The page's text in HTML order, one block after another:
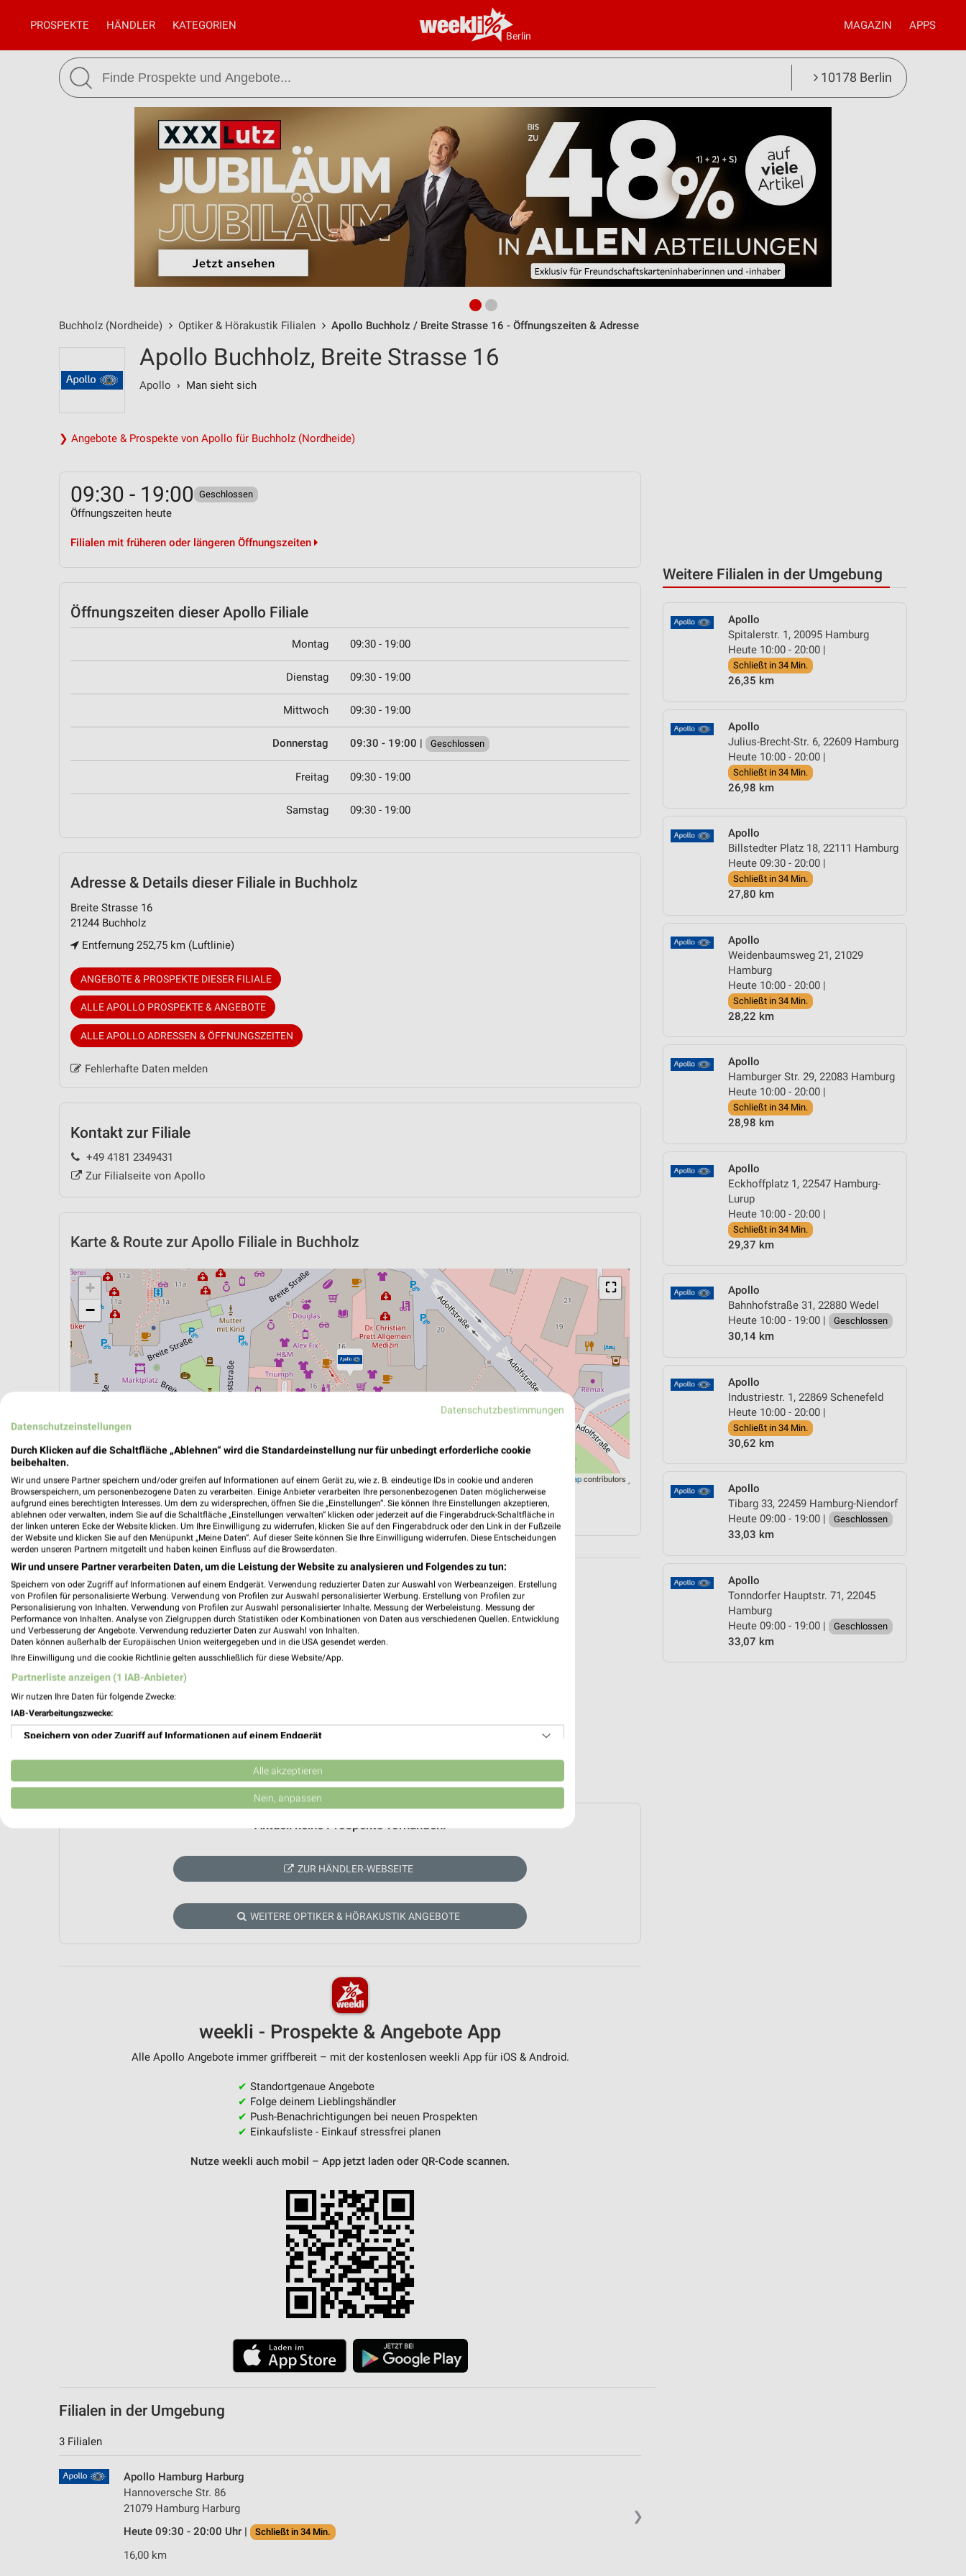
Berlin
PROSPEKTE HÄNDLER KATEGORIEN MAGAZIN APPS
10178 Berlin
Buchholz (Nordheide) Optiker & Hörakustik Filialen Apollo Buchholz / Breite Strasse 16 - Öffnungszeiten & Adresse
Weitere Filialen in der Umgebung
Apollo
Spitalerstr. 1, 20095 Hamburg
Heute 10:00 - 20:00 |
Schließt in 34 Min.
26,35 km
Apollo
Julius-Brecht-Str. 6, 22609 Hamburg
Heute 10:00 - 20:00 |
Schließt in 34 Min.
26,98 km
Apollo
Billstedter Platz 18, 22111 Hamburg
Heute 09:30 - 20:00 |
Schließt in 34 Min.
27,80 km
Apollo
Weidenbaumsweg 21, 21029
Hamburg
Heute 10:00 - 20:00 |
Schließt in 34 Min.
28,22 km
Apollo
Hamburger Str. 29, 22083 Hamburg
Heute 10:00 - 20:00 |
Schließt in 34 Min.
28,98 km
Apollo
Eckhoffplatz 1, 22547 Hamburg-
Lurup
Heute 10:00 - 20:00 |
Schließt in 34 Min.
29,37 km
Apollo
Bahnhofstraße 31, 22880 Wedel
Heute 10:00 - 19:00 |
Geschlossen
30,14 km
Apollo
Industriestr. 1, 22869 Schenefeld
Heute 10:00 - 20:00 |
Schließt in 34 Min.
30,62 km
Apollo
Tibarg 33, 22459 Hamburg-Niendorf
Heute 09:00 - 19:00 |
Geschlossen
33,03 km
Apollo
Tonndorfer Hauptstr. 71, 22045
Hamburg
Heute 09:00 - 19:00 |
Geschlossen
33,07 km
Apollo Buchholz, Breite Strasse 16
Apollo › Man sieht sich
❯ Angebote & Prospekte von Apollo für Buchholz (Nordheide)
09:30 - 19:00 Geschlossen
Öffnungszeiten heute
Filialen mit früheren oder längeren Öffnungszeiten
Öffnungszeiten dieser Apollo Filiale
Montag 09:30 - 19:00
Dienstag 09:30 - 19:00
Mittwoch 09:30 - 19:00
Donnerstag 09:30 - 19:00 | Geschlossen
Freitag 09:30 - 19:00
Samstag 09:30 - 19:00
Adresse & Details dieser Filiale in Buchholz
Breite Strasse 16
21244 Buchholz
Entfernung 252,75 km (Luftlinie)
ANGEBOTE & PROSPEKTE DIESER FILIALE
ALLE APOLLO PROSPEKTE & ANGEBOTE
ALLE APOLLO ADRESSEN & ÖFFNUNGSZEITEN
Fehlerhafte Daten melden
Kontakt zur Filiale
+49 4181 2349431
Zur Filialseite von Apollo
Karte & Route zur Apollo Filiale in Buchholz
⛶
+
−
Leaflet|©OpenStreetMapcontributors
ÖPNV ANZEIGEN LADESÄULEN ANZEIGEN NAVIGATION MIT GOOGLE/IOS MAPS
Aktuell keine Prospekte vorhanden.
ZUR HÄNDLER-WEBSEITE
WEITERE OPTIKER & HÖRAKUSTIK ANGEBOTE
weekli - Prospekte & Angebote App
Alle Apollo Angebote immer griffbereit – mit der kostenlosen weekli App für iOS & Android.
✔ Standortgenaue Angebote
✔ Folge deinem Lieblingshändler
✔ Push-Benachrichtigungen bei neuen Prospekten
✔ Einkaufsliste - Einkauf stressfrei planen
Nutze weekli auch mobil – App jetzt laden oder QR-Code scannen.
Filialen in der Umgebung
3 Filialen
❯
Apollo Hamburg Harburg
Hannoversche Str. 86
21079 Hamburg Harburg
Heute 09:30 - 20:00 Uhr |
Schließt in 34 Min.
16,00 km
Datenschutzbestimmungen
Datenschutzeinstellungen
Durch Klicken auf die Schaltfläche „Ablehnen“ wird die Standardeinstellung nur für unbedingt erforderliche cookie
beibehalten.
Wir und unsere Partner speichern und/oder greifen auf Informationen auf einem Gerät zu, wie z. B. eindeutige IDs in cookie und anderen
Browserspeichern, um personenbezogene Daten zu verarbeiten. Einige Anbieter verarbeiten Ihre personenbezogenen Daten möglicherweise
aufgrund eines berechtigten Interesses. Um dem zu widersprechen, öffnen Sie die „Einstellungen“. Sie können Ihre Einstellungen akzeptieren,
ablehnen oder verwalten, indem Sie auf die Schaltfläche „Einstellungen verwalten“ klicken oder jederzeit auf die Fingerabdruck-Schaltfläche in
der linken unteren Ecke der Website klicken. Um Ihre Einwilligung zu widerrufen, klicken Sie auf den Fingerabdruck oder den Link in der Fußzeile
der Website und klicken Sie auf den Menüpunkt „Meine Daten“. Auf dieser Seite können Sie Ihre Einwilligung widerrufen. Diese Entscheidungen
werden unseren Partnern mitgeteilt und haben keinen Einfluss auf die Browserdaten.
Wir und unsere Partner verarbeiten Daten, um die Leistung der Website zu analysieren und Folgendes zu tun:
Speichern von oder Zugriff auf Informationen auf einem Endgerät. Verwendung reduzierter Daten zur Auswahl von Werbeanzeigen. Erstellung
von Profilen für personalisierte Werbung. Verwendung von Profilen zur Auswahl personalisierter Werbung. Erstellung von Profilen zur
Personalisierung von Inhalten. Verwendung von Profilen zur Auswahl personalisierter Inhalte. Messung der Werbeleistung. Messung der
Performance von Inhalten. Analyse von Zielgruppen durch Statistiken oder Kombinationen von Daten aus verschiedenen Quellen. Entwicklung
und Verbesserung der Angebote. Verwendung reduzierter Daten zur Auswahl von Inhalten.
Daten können außerhalb der Europäischen Union weitergegeben und in die USA gesendet werden.
Ihre Einwilligung und die cookie Richtlinie gelten ausschließlich für diese Website/App.
Partnerliste anzeigen (1 IAB-Anbieter)
Wir nutzen Ihre Daten für folgende Zwecke:
IAB-Verarbeitungszwecke:
Speichern von oder Zugriff auf Informationen auf einem Endgerät
Verwendung reduzierter Daten zur Auswahl von Werbeanzeigen
Erstellung von Profilen für personalisierte Werbung
Erstellung von Profilen zur Personalisierung von Inhalten
Verwendung von Profilen zur Auswahl personalisierter Inhalte
Verwendung reduzierter Daten zur Auswahl von Inhalten
Geräte anhand von aktiv angeforderten Informationen identifizieren
Alle akzeptieren
Nein, anpassen